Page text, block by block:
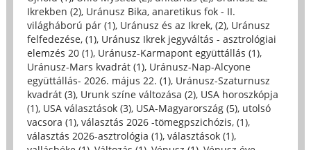
Ikrekben (2), Uránusz Bika, anaretikus fok - II.
világháború pár (1), Uránusz és az Ikrek, (2), Uránusz
felfedezése, (1), Uránusz Ikrek jegyváltás - asztrológiai
elemzés 20 (1), Uránusz-Karmapont együttállás (1),
Uránusz-Mars kvadrát (1), Uránusz-Nap-Alcyone
együttállás- 2026. május 22. (1), Uránusz-Szaturnusz
kvadrát (3), Urunk színe változása (2), USA horoszkópja
(1), USA választások (3), USA-Magyarország (5), utolsó
vacsora (1), választás 2026 -tömegpszichózis, (1),
választás 2026-asztrológia (1), választások (1),